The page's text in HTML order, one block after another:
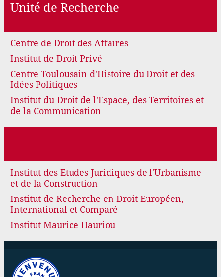
Unité de Recherche
Centre de Droit des Affaires
Institut de Droit Privé
Centre Toulousain d'Histoire du Droit et des
Idées Politiques
Institut du Droit de l'Espace, des Territoires et
de la Communication
Institut des Etudes Juridiques de l'Urbanisme
et de la Construction
Institut de Recherche en Droit Européen,
International et Comparé
Institut Maurice Hauriou